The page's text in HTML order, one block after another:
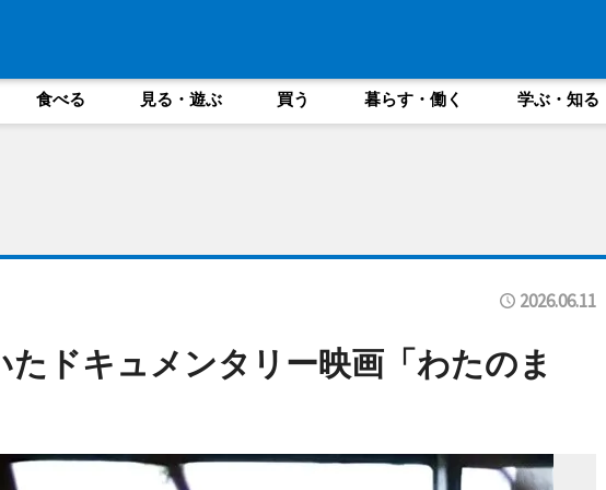
食べる 見る・遊ぶ 買う 暮らす・働く 学ぶ・知る
2026.06.11
たドキュメンタリー映画「わたのま